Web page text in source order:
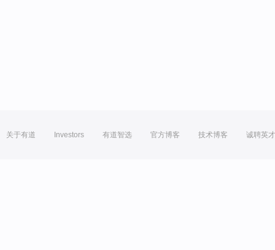
关于有道 Investors 有道智选 官方博客 技术博客 诚聘英才